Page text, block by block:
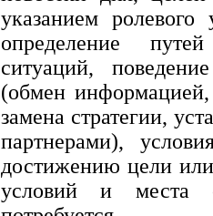
указанием
определение
ситуаций,
(обмен
замена стратегии,
партнерами),
достижению цели
условий и места